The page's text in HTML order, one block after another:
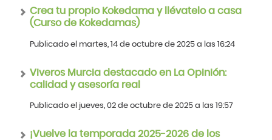
Crea tu propio Kokedama y llévatelo a casa
(Curso de Kokedamas)
Publicado el martes, 14 de octubre de 2025 a las 16:24
Viveros Murcia destacado en La Opinión:
calidad y asesoría real
Publicado el jueves, 02 de octubre de 2025 a las 19:57
¡Vuelve la temporada 2025-2026 de los